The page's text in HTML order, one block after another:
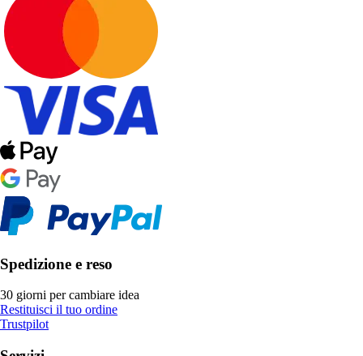
Spedizione e reso
30 giorni per cambiare idea
Restituisci il tuo ordine
Trustpilot